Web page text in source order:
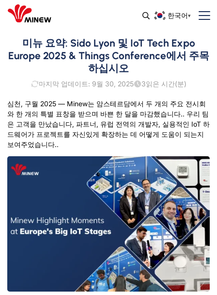
한국어
미뉴 요약: Sido Lyon 및 IoT Tech Expo
Europe 2025 & Things Conference에서 주목
하십시오
마지막 업데이트: 9월 30, 2025 3읽은 시간(분)
심천, 구월 2025 — Minew는 암스테르담에서 두 개의 주요 전시회
와 한 개의 특별 표창을 받으며 바쁜 한 달을 마감했습니다.. 우리 팀
은 고객을 만났습니다, 파트너, 유럽 ​​전역의 개발자, 실용적인 IoT 하
드웨어가 프로젝트를 자신있게 확장하는 데 어떻게 도움이 되는지
보여주었습니다..